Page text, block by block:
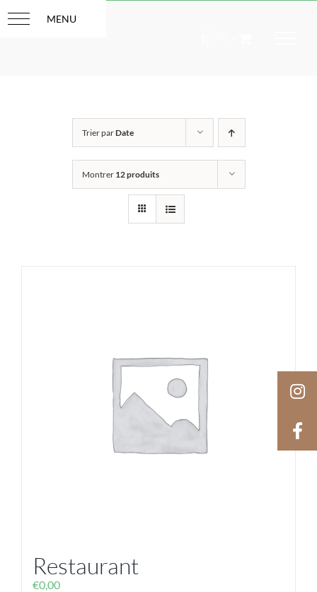
au
Trier parDate
Montrer 12 produits
Restaurant
€0,00